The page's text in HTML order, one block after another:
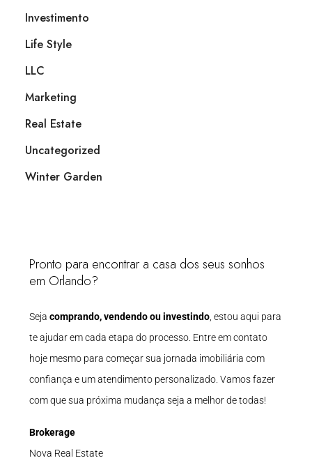
Investimento
Life Style
LLC
Marketing
Real Estate
Uncategorized
Winter Garden
Pronto para encontrar a casa dos seus sonhos
em Orlando?
Seja comprando, vendendo ou investindo , estou aqui para
te ajudar em cada etapa do processo. Entre em contato
hoje mesmo para começar sua jornada imobiliária com
confiança e um atendimento personalizado. Vamos fazer
com que sua próxima mudança seja a melhor de todas!
Brokerage
Nova Real Estate